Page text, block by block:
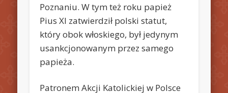
Poznaniu. W tym też roku papież
Pius XI zatwierdził polski statut,
który obok włoskiego, był jedynym
usankcjonowanym przez samego
papieża.
Patronem Akcji Katolickiej w Polsce